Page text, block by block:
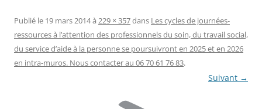
Publié le 19 mars 2014à 229 × 357dans Les cycles de journées-
ressources à l’attention des professionnels du soin, du travail social,
du service d’aide à la personne se poursuivront en 2025 et en 2026
en intra-muros. Nous contacter au 06 70 61 76 83.
Suivant →